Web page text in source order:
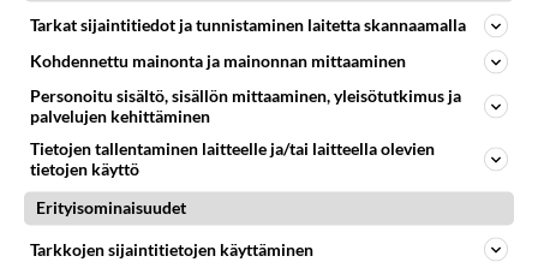
kotoa löytyvistä tarpeista.
Nokkosletut syntyvät oman
maan nokkosista. Kokeile
pinaattilettuihin tottunut
jälkipolvi!
Pinaattiletut on rautaisen
herkullinen välipala. Tarjoa
Tarkat sijaintitiedot ja tunnistaminen laitetta skannaamalla
Kohdennettu mainonta ja mainonnan mittaaminen
Personoitu sisältö, sisällön mittaaminen, yleisötutkimus ja
palvelujen kehittäminen
Tietojen tallentaminen laitteelle ja/tai laitteella olevien
tietojen käyttö
Erityisominaisuudet
Tarkkojen sijaintitietojen käyttäminen